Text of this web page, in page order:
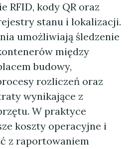
RFID, kody QR oraz
stanu i lokalizacji.
umożliwiają śledzenie
między
budowy,
rozliczeń oraz
wynikające z
W praktyce
koszty operacyjne i
z raportowaniem